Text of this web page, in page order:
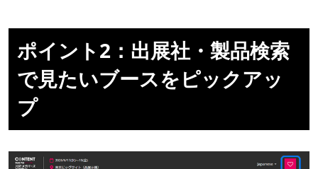
ポイント2：出展社・製品検索
で見たいブースをピックアッ
プ